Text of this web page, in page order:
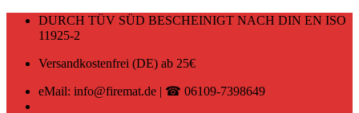
Zum
DURCH TÜV SÜD BESCHEINIGT NACH DIN EN ISO
11925-2
Versandkostenfrei (DE) ab 25€
eMail: info@firemat.de | ☎ 06109-7398649